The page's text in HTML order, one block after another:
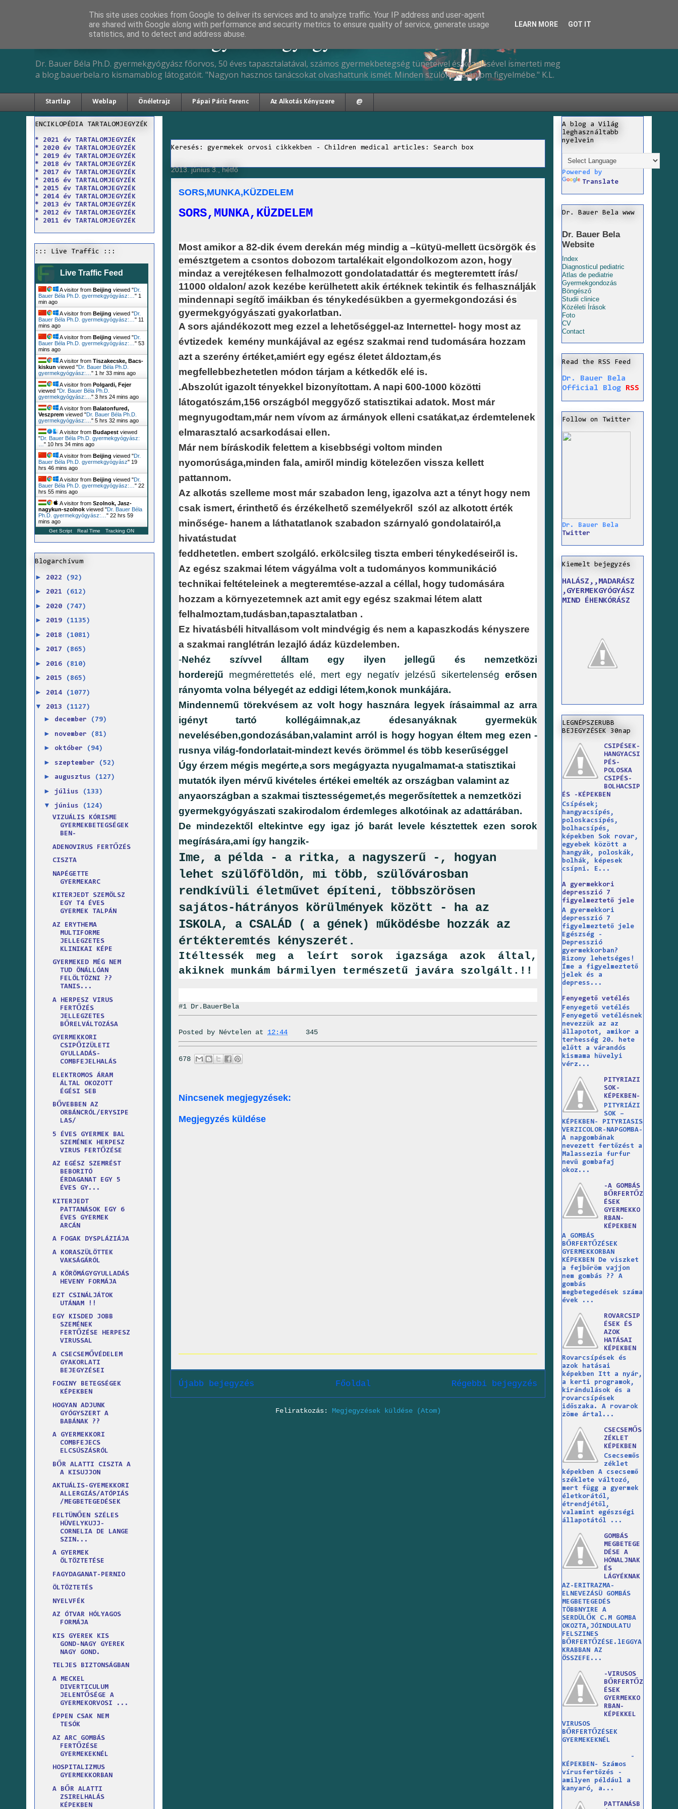
Dr. Bauer Béla Ph.D. gyermekgyógyász
Dr. Bauer Béla Ph.D. gyermekgyógyász főorvos, 50 éves tapasztalatával, számos gyermekbetegség tüneteivel és kezelésével ismerteti meg
a blog.bauerbela.ro kismamablog látogatóit. "Nagyon hasznos tanácsokat olvashattunk ismét. Minden szülőnek ajánlom figyelmébe." K.L.
Startlap Weblap Önéletrajz Pápai Páriz Ferenc Az Alkotás Kényszere @
Keresés: gyermekek orvosi cikkekben - Children medical articles: Search box
2013. június 3., hétfő
SORS,MUNKA,KÜZDELEM
SORS,MUNKA,KÜZDELEM
Most amikor a 82-dik évem derekán még mindig a –kütyü-mellett ücsörgök és
emésztgetem a csontos dobozom tartalékait elgondolkozom azon, hogy
mindaz a verejtékesen felhalmozott gondolatadattár és megteremtett írás/
11000 oldalon/ azok kezébe kerülhetett akik értéknek tekintik és felhasználják
mindennapi segítő imáikban és ténykedésükben a gyermekgondozási és
gyermekgyógyászati gyakorlatban.
A sors ajándékozott meg ezzel a lehetőséggel-az Internettel- hogy most az
évtizedek kemény munkájával az egész szakmai rend tudomására hozzam
azt a szerény értéket,amiért egy egész életet áldoztam,és
megfellebbezhetetlen módon tárjam a kétkedők elé is.
.Abszolút igazolt tényekkel bizonyítottam. A napi 600-1000 közötti
látogatószám,156 országból meggyőző statisztikai adatok. Most már
megnyugodtam,már nem vívom az ármányok elleni csatákat,az érdemtelenek
elmarasztaló acsarkodásai ellen.
Már nem bíráskodik felettem a kisebbségi voltom minden
nyomorúsága,minden fala, amiről mindig kötelezően vissza kellett
pattannom.
Az alkotás szelleme most már szabadon leng, igazolva azt a tényt hogy nem
csak ismert, érinthető és érzékelhető személyekről szól az alkotott érték
minősége- hanem a láthatatlanok szabadon szárnyaló gondolatairól,a
hivatástudat
feddhetetlen. embert szolgáló. erkölcsileg tiszta emberi ténykedéseiről is.
Az egész szakmai létem vágyálma volt a tudományos kommunikáció
technikai feltételeinek a megteremtése-azzal a céllal, hogy tudomására
hozzam a környezetemnek azt amit egy egész szakmai létem alatt
felhalmoztam,tudásban,tapasztalatban .
Ez hivatásbéli hitvallásom volt mindvégig és nem a kapaszkodás kényszere
a szakmai ranglétrán lezajló ádáz küzdelemben.
-Nehéz szívvel álltam egy ilyen jellegű és nemzetközi
horderejű
megmérettetés elé, mert egy negatív jelzésű sikertelenség erősen
rányomta volna bélyegét az eddigi létem,konok munkájára.
Mindennemű törekvésem az volt hogy hasznára legyek írásaimmal az arra
igényt tartó kollégáimnak,az édesanyáknak gyermekük
nevelésében,gondozásában,valamint arról is hogy hogyan éltem meg ezen -
rusnya világ-fondorlatait-mindezt kevés örömmel és több keserűséggel
Úgy érzem mégis megérte,a sors megágyazta nyugalmamat-a statisztikai
mutatók ilyen mérvű kivételes értékei emelték az országban valamint az
anyaországban a szakmai tisztességemet,és megerősítettek a nemzetközi
gyermekgyógyászati szakirodalom érdemleges alkotóinak az adattárában.
De mindezektől eltekintve egy igaz jó barát levele késztettek ezen sorok
megírására,ami így hangzik-
Ime, a példa - a ritka, a nagyszerű -, hogyan
lehet szülőföldön, mi több, szülővárosban
rendkívüli életművet építeni, többszörösen
sajátos-hátrányos körülmények között - ha az
ISKOLA, a CSALÁD ( a gének) működésbe hozzák az
értékteremtés kényszerét.
Itéltessék meg a leírt sorok igazsága azok által,
akiknek munkám bármilyen természetű javára szolgált.!!
#1 Dr.BauerBela
Posted by Névtelen at 12:44 345
678
Nincsenek megjegyzések:
Megjegyzés küldése
Újabb bejegyzés Régebbi bejegyzés
Főoldal
Feliratkozás: Megjegyzések küldése (Atom)
ENCIKLOPÉDIA TARTALOMJEGYZÉK
* 2021 év TARTALOMJEGYZÉK
* 2020 év TARTALOMJEGYZÉK
* 2019 év TARTALOMJEGYZÉK
* 2018 év TARTALOMJEGYZÉK
* 2017 év TARTALOMJEGYZÉK
* 2016 év TARTALOMJEGYZÉK
* 2015 év TARTALOMJEGYZÉK
* 2014 év TARTALOMJEGYZÉK
* 2013 év TARTALOMJEGYZÉK
* 2012 év TARTALOMJEGYZÉK
* 2011 év TARTALOMJEGYZÉK
::: Live Traffic :::
Live Traffic Feed
A visitor from Beijing viewed "Dr.
Bauer Béla Ph.D. gyermekgyógyász:… " 1
min ago
A visitor from Beijing viewed "Dr.
Bauer Béla Ph.D. gyermekgyógyász:… " 11
mins ago
A visitor from Beijing viewed "Dr.
Bauer Béla Ph.D. gyermekgyógyász:… " 53
mins ago
A visitor from Tiszakecske, Bacs-
kiskun viewed "Dr. Bauer Béla Ph.D.
gyermekgyógyász:… " 1 hr 33 mins ago
A visitor from Polgardi, Fejer
viewed "Dr. Bauer Béla Ph.D.
gyermekgyógyász:… " 3 hrs 24 mins ago
A visitor from Balatonfured,
Veszprem viewed "Dr. Bauer Béla Ph.D.
gyermekgyógyász:… " 5 hrs 32 mins ago
A visitor from Budapest viewed
"Dr. Bauer Béla Ph.D. gyermekgyógyász:
" 10 hrs 34 mins ago
A visitor from Beijing viewed "Dr.
Bauer Béla Ph.D. gyermekgyógyász" 19
hrs 46 mins ago
A visitor from Beijing viewed "Dr.
Bauer Béla Ph.D. gyermekgyógyász:… " 22
hrs 55 mins ago
A visitor from Szolnok, Jasz-
nagykun-szolnok viewed "Dr. Bauer Béla
Ph.D. gyermekgyógyász:… " 22 hrs 59
mins ago
Get Script Real Time Tracking ON
Blogarchívum
► 2022 (92)
► 2021 (612)
► 2020 (747)
► 2019 (1135)
► 2018 (1081)
► 2017 (865)
► 2016 (810)
► 2015 (865)
► 2014 (1077)
▼ 2013 (1127)
► december (79)
► november (81)
► október (94)
► szeptember (52)
► augusztus (127)
► július (133)
▼ június
(124)
VIZUÁLIS KÓRISME
GYERMEKBETEGSÉGEK
BEN-
ADENOVIRUS FERTŐZÉS
CISZTA
NAPÉGETTE
GYERMEKARC
KITERJEDT SZEMÖLSZ
EGY T4 ÉVES
GYERMEK TALPÁN
AZ ERYTHEMA
MULTIFORME
JELLEGZETES
KLINIKAI KÉPE
GYERMEKED MÉG NEM
TUD ÖNÁLLÓAN
FELÖLTÖZNI ??
TANIS...
A HERPESZ VIRUS
FERTŐZÉS
JELLEGZETES
BŐRELVÁLTOZÁSA
GYERMEKKORI
CSIPŐIZÜLETI
GYULLADÁS-
COMBFEJELHALÁS
ELEKTROMOS ÁRAM
ÁLTAL OKOZOTT
ÉGÉSI SEB
BŐVEBBEN AZ
ORBÁNCRÓL/ERYSIPE
LAS/
5 ÉVES GYERMEK BAL
SZEMÉNEK HERPESZ
VIRUS FERTŐZÉSE
AZ EGÉSZ SZEMRÉST
BEBORITÓ
ÉRDAGANAT EGY 5
ÉVES GY...
KITERJEDT
PATTANÁSOK EGY 6
ÉVES GYERMEK
ARCÁN
A FOGAK DYSPLÁZIÁJA
A KORASZÜLÖTTEK
VAKSÁGÁRÓL
A KÖRÖMÁGYGYULLADÁS
HEVENY FORMÁJA
EZT CSINÁLJÁTOK
UTÁNAM !!
EGY KISDED JOBB
SZEMÉNEK
FERTŐZÉSE HERPESZ
VIRUSSAL
A CSECSEMŐVÉDELEM
GYAKORLATI
BEJEGYZÉSEI
FOGINY BETEGSÉGEK
KÉPEKBEN
HOGYAN ADJUNK
GYÓGYSZERT A
BABÁNAK ??
A GYERMEKKORI
COMBFEJECS
ELCSÚSZÁSRÓL
BŐR ALATTI CISZTA A
A KISUJJON
AKTUÁLIS-GYEMEKKORI
ALLERGIÁS/ATÓPIÁS
/MEGBETEGEDÉSEK
FELTÜNŐEN SZÉLES
HÜVELYKUJJ-
CORNELIA DE LANGE
SZIN...
A GYERMEK
ÖLTÖZTETÉSE
FAGYDAGANAT-PERNIO
ÖLTÖZTETÉS
NYELVFÉK
AZ ÓTVAR HÓLYAGOS
FORMÁJA
KIS GYEREK KIS
GOND-NAGY GYEREK
NAGY GOND.
TELJES BIZTONSÁGBAN
A MECKEL
DIVERTICULUM
JELENTŐSÉGE A
GYERMEKORVOSI ...
ÉPPEN CSAK NEM
TESÓK
AZ ARC GOMBÁS
FERTŐZÉSE
GYERMEKEKNÉL
HOSPITALIZMUS
GYERMEKKORBAN
A BŐR ALATTI
ZSIRELHALÁS
KÉPEKBEN
A blog a Világ
leghasználtabb
nyelvein
Powered by
Translate
Dr. Bauer Bela www
Dr. Bauer Bela
Website
Index
Diagnosticul pediatric
Atlas de pediatrie
Gyermekgondozás
Böngésző
Studii clinice
Közéleti Írások
Foto
CV
Contact
Read the RSS Feed
Dr. Bauer Bela
Official Blog
RSS
Follow on Twitter
Dr. Bauer Bela
Twitter
Kiemelt bejegyzés
HALÁSZ,,MADARÁSZ
,GYERMEKGYÓGYÁSZ
MIND ÉHENKÓRÁSZ
LEGNÉPSZERUBB
BEJEGYZÉSEK 30nap
CSIPÉSEK-
HANGYACSI
PÉS-
POLOSKA
CSIPÉS-
BOLHACSIP
ÉS -KÉPEKBEN
Csípések;
hangyacsípés,
poloskacsípés,
bolhacsípés,
képekben Sok rovar,
egyebek között a
hangyák, poloskák,
bolhák, képesek
csípni. E...
A gyermekkori
depresszió 7
figyelmeztető jele
A gyermekkori
depresszió 7
figyelmeztető jele
Egészség -
Depresszió
gyermekkorban?
Bizony lehetséges!
Íme a figyelmeztető
jelek és a
depress...
Fenyegető vetélés
Fenyegető vetélés
Fenyegető vetélésnek
nevezzük az az
állapotot, amikor a
terhesség 20. hete
előtt a várandós
kismama hüvelyi
vérz...
PITYRIAZI
SOK-
KÉPEKBEN-
PITYRIÁZI
SOK –
KÉPEKBEN- PITYRIASIS
VERZICOLOR-NAPGOMBA-
A napgombának
nevezett fertőzést a
Malassezia furfur
nevű gombafaj
okoz...
-A GOMBÁS
BŐRFERTŐZ
ÉSEK
GYERMEKKO
RBAN-
KÉPEKBEN
A GOMBÁS
BŐRFERTŐZÉSEK
GYERMEKKORBAN
KÉPEKBEN De viszket
a fejbőröm vajjon
nem gombás ?? A
gombás
megbetegedések száma
évek ...
ROVARCSIP
ÉSEK ÉS
AZOK
HATÁSAI
KÉPEKBEN
Rovarcsípések és
azok hatásai
képekben Itt a nyár,
a kerti programok,
kirándulások és a
rovarcsípések
időszaka. A rovarok
zöme ártal...
CSECSEMŐS
ZÉKLET
KÉPEKBEN
Csecsemős
zéklet
képekben A csecsemő
széklete változó,
mert függ a gyermek
életkorától,
étrendjétől,
valamint egészségi
állapotától ...
GOMBÁS
MEGBETEGE
DÉSE A
HÓNALJNAK
ÉS
LÁGYÉKNAK
AZ-ERITRAZMA-
ELNEVEZÁSÜ GOMBÁS
MEGBETEGEDÉS
TÖBBNYIRE A
SERDÜLŐK C.M GOMBA
OKOZTA,JÓINDULATU
FELSZINES
BŐRFERTŐZÉSE.lEGGYA
KRABBAN AZ
ÖSSZEFE...
-VIRUSOS
BŐRFERTŐZ
ÉSEK
GYERMEKKO
RBAN-
KÉPEKKEL
VIRUSOS
BŐRFERTŐZÉSEK
GYERMEKEKNÉL
-
KÉPEKBEN- Számos
vírusfertőzés -
amilyen például a
kanyaró, a...
PATTANÁSB
This site uses cookies from Google to deliver its services and to analyze traffic. Your IP address and user-agent
are shared with Google along with performance and security metrics to ensure quality of service, generate usage
statistics, and to detect and address abuse.
LEARN MORE GOT IT